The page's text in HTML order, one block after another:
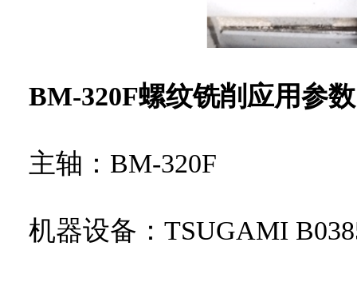
BM-320F螺纹铣削应用参数
主轴：BM-320F
机器设备：TSUGAMI